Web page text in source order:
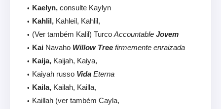
Kaelyn, consulte Kaylyn
Kahlil, Kahleil, Kahlil,
(Ver também Kalil) Turco Accountable Jovem
Kai Navaho Willow Tree firmemente enraizada
Kaija, Kaijah, Kaiya,
Kaiyah russo Vida Eterna
Kaila, Kailah, Kailla,
Kaillah (ver também Cayla,